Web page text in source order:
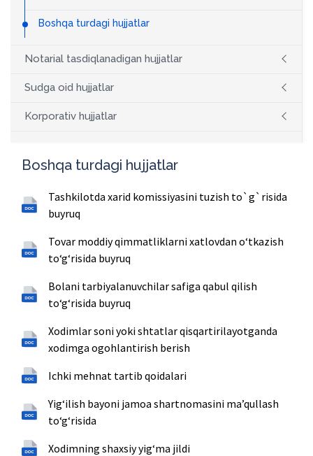
Boshqa turdagi hujjatlar
Notarial tasdiqlanadigan hujjatlar
Sudga oid hujjatlar
Korporativ hujjatlar
Boshqa turdagi hujjatlar
Tashkilotda xarid komissiyasini tuzish to`g`risida
buyruq
Tovar moddiy qimmatliklarni xatlovdan o‘tkazish
to‘g‘risida buyruq
Bolani tarbiyalanuvchilar safiga qabul qilish
toʻgʻrisida buyruq
Xodimlar soni yoki shtatlar qisqartirilayotganda
xodimga ogohlantirish berish
Ichki mehnat tartib qoidalari
Yigʻilish bayoni jamoa shartnomasini maʼqullash
toʻgʻrisida
Xodimning shaxsiy yigʻma jildi